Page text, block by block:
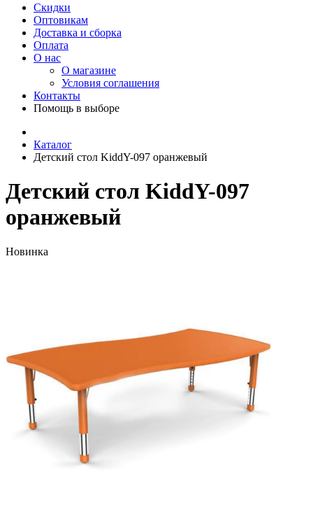
Скидки
Оптовикам
Доставка и сборка
Оплата
О нас
О магазине
Условия соглашения
Контакты
Помощь в выборе
Каталог
Детский стол KiddY-097 оранжевый
Детский стол KiddY-097
оранжевый
Новинка